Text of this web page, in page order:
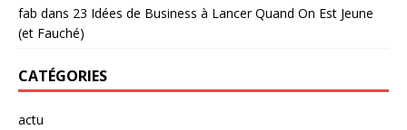
fab dans 23 Idées de Business à Lancer Quand On Est Jeune
(et Fauché)
CATÉGORIES
actu